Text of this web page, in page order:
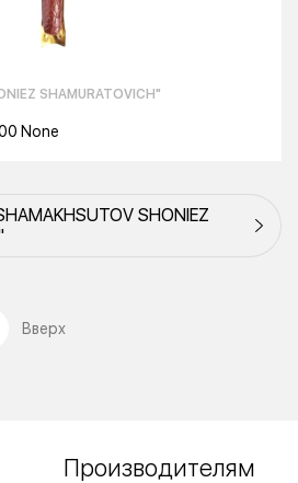
SHAMURATOVICH"
None
SHONIEZ
Вверх
Производителям